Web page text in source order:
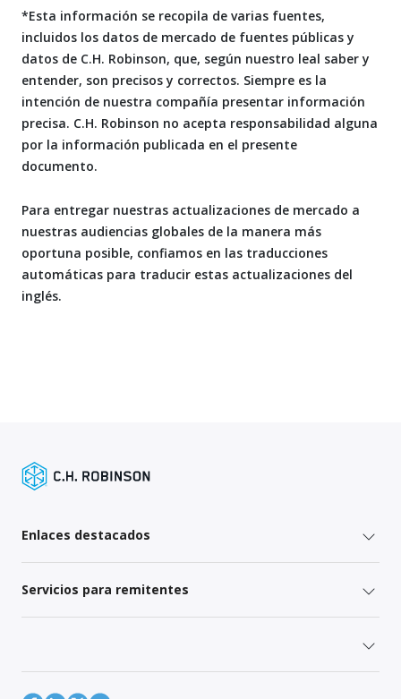
*Esta información se recopila de varias fuentes,
incluidos los datos de mercado de fuentes públicas y
datos de C.H. Robinson, que, según nuestro leal saber y
entender, son precisos y correctos. Siempre es la
intención de nuestra compañía presentar información
precisa. C.H. Robinson no acepta responsabilidad alguna
por la información publicada en el presente
documento.
Para entregar nuestras actualizaciones de mercado a
nuestras audiencias globales de la manera más
oportuna posible, confiamos en las traducciones
automáticas para traducir estas actualizaciones del
inglés.
Enlaces destacados
Servicios para remitentes